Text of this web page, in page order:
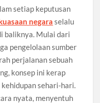
setiap keputusan
negara selalu
baliknya. Mulai dari
pengelolaan sumber
perjalanan sebuah
konsep ini kerap
sehari-hari.
nyata, menyentuh